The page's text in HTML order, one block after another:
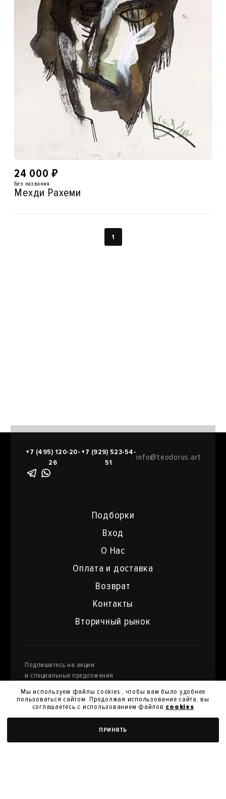
24 000₽
Без названия
Мехди Рахеми
1
Подборки
Вход
О Нас
Оплата и доставка
Возврат
Контакты
Вторичный рынок
+7 (495) 120-20-
26
+7 (929) 523-54-
51
info@teodorus.art
Подпишитесь на акции
и специальные предложения
и их передачу для получения кэшбэк.
Я согласен сполитикой конфиденциальности
Мы используем файлы cookies , чтобы вам было удобнее
пользоваться сайтом. Продолжая использование сайта, вы
соглашаетесь с использованием файлов cookies
ПРИНЯТЬ